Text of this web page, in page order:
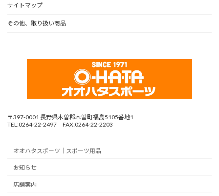
サイトマップ
その他、取り扱い商品
〒397-0001 長野県木曽郡木曽町福島5105番地1
TEL:0264-22-2497 FAX:0264-22-2203
オオハタスポーツ｜スポーツ用品
お知らせ
店舗案内